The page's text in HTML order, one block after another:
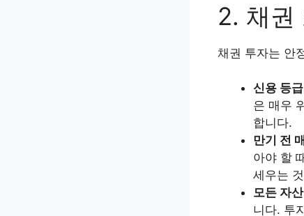
2. 채권
채권 투자는 안
신용 등
은 매우
합니다.
만기 전
아야 할
세우는
모든 자
니다. 투